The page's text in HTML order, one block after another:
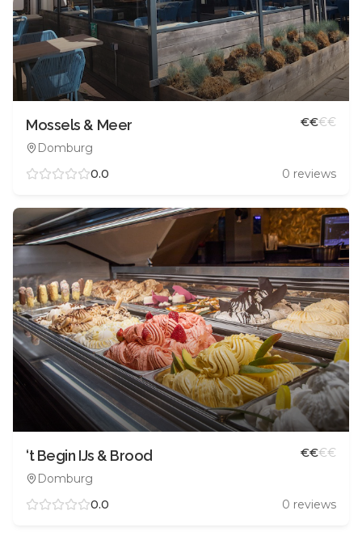
Mossels & Meer
Domburg
€€€€
0.0 0 reviews
‘t Begin IJs & Brood
Domburg
€€€€
0.0 0 reviews